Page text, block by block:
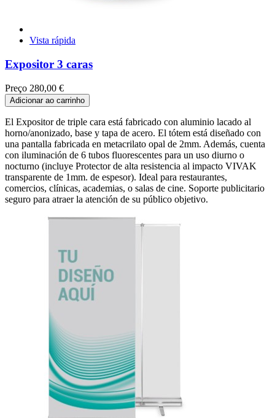
Vista rápida
Expositor 3 caras
Preço 280,00 €
Adicionar ao carrinho
El Expositor de triple cara está fabricado con aluminio lacado al
horno/anonizado, base y tapa de acero. El tótem está diseñado con
una pantalla fabricada en metacrilato opal de 2mm. Además, cuenta
con iluminación de 6 tubos fluorescentes para un uso diurno o
nocturno (incluye Protector de alta resistencia al impacto VIVAK
transparente de 1mm. de espesor). Ideal para restaurantes,
comercios, clínicas, academias, o salas de cine. Soporte publicitario
seguro para atraer la atención de su público objetivo.